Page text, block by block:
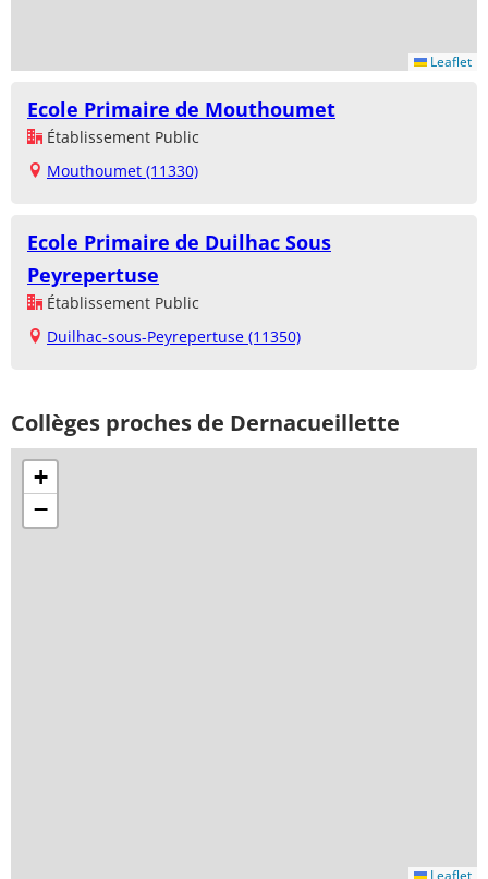
Leaflet
Ecole Primaire de Mouthoumet
Établissement Public
Mouthoumet (11330)
Ecole Primaire de Duilhac Sous
Peyrepertuse
Établissement Public
Duilhac-sous-Peyrepertuse (11350)
Collèges proches de Dernacueillette
+
−